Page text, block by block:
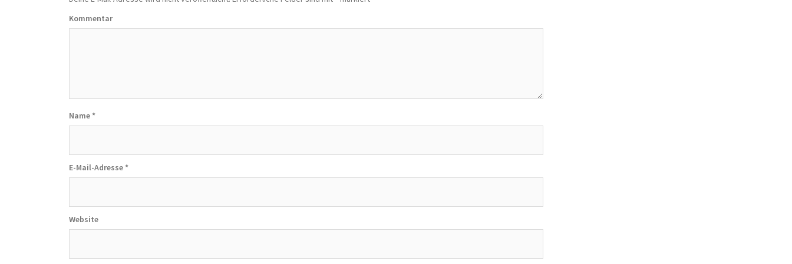
Kommentar
Name *
E-Mail-Adresse *
Website